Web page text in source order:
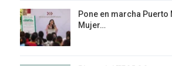
Pone en marcha
Mujer…